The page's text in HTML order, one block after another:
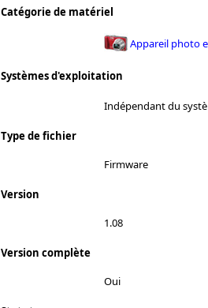
Catégorie de matériel
Appareil photo
Systèmes d'exploitation
Indépendant du
Type de fichier
Firmware
Version
1.08
Version complète
Oui